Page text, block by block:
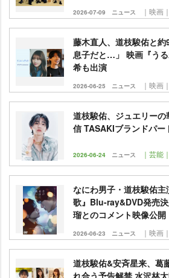
2026-07-09 ニュース ｜映画｜
藤木直人、道枝駿佑と
息子だと…」 映画『う
希も出演
2026-06-25 ニュース ｜映画｜
道枝駿佑、ジュエリー
信 TASAKIブランドパー
2026-06-24 ニュース ｜芸能｜
なにわ男子・道枝駿佑
歌』Blu-ray&DVD発売
瑠とのコメント映像公開
2026-06-23 ニュース ｜映画｜
道枝駿佑&安斉星来、葛
れ合う予告解禁 水沢林